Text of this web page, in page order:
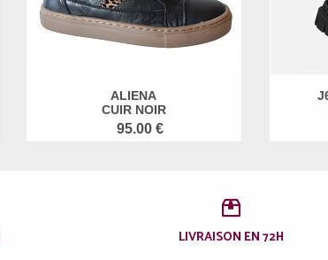
ALIENA
CUIR NOIR
95.00 €
LIVRAISON EN 72H